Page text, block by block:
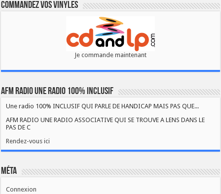
Commandez vos vinyles
Je commande maintenant
AFM RADIO UNE RADIO 100% INCLUSIF
Une radio 100% INCLUSIF QUI PARLE DE HANDICAP MAIS PAS QUE...
AFM RADIO UNE RADIO ASSOCIATIVE QUI SE TROUVE A LENS DANS LE
PAS DE C
Rendez-vous ici
Méta
Connexion